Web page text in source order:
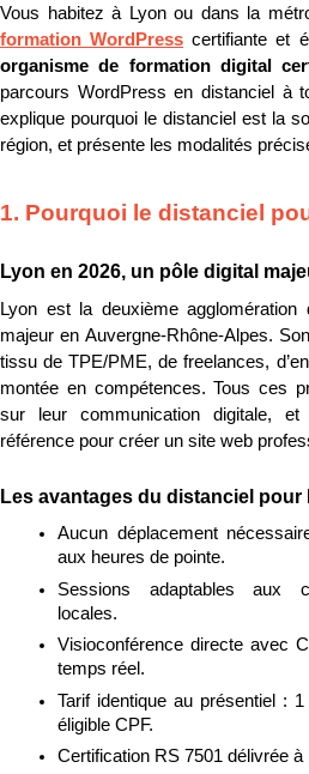
formation WordPress
organisme de formation digital
parcours WordPress en distanciel à
explique pourquoi le distanciel est la
région, et présente les modalités
1. Pourquoi le distanciel
Lyon en 2026, un pôle digital
Lyon est la deuxième
majeur en Auvergne-Rhône-Alpes.
tissu de TPE/PME, de freelances,
montée en compétences. Tous ces
sur leur communication digitale, et
référence pour créer un site web
Les avantages du distanciel pour
Aucun déplacement
aux heures de pointe.
Sessions adaptables aux
locales.
Visioconférence directe avec
temps réel.
Tarif identique au présentiel :
éligible CPF.
Certification RS 7501 délivrée à